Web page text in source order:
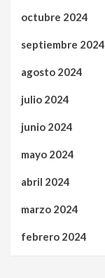
octubre 2024
septiembre 2024
agosto 2024
julio 2024
junio 2024
mayo 2024
abril 2024
marzo 2024
febrero 2024